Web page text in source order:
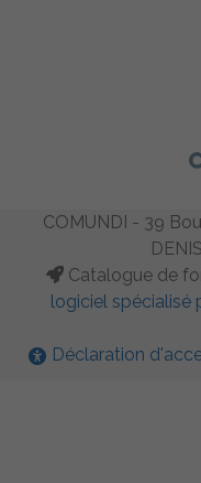
COMUNDI - 39
Catalogue de
logiciel spécialisé
Déclaration